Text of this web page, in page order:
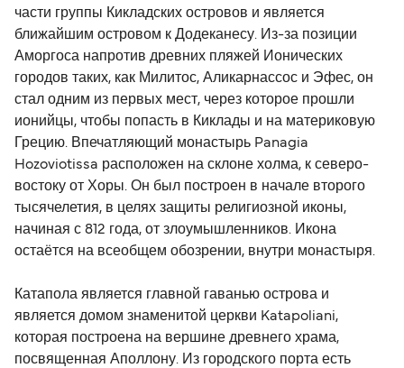
части группы Кикладских островов и является
ближайшим островом к Додеканесу. Из-за позиции
Аморгоса напротив древних пляжей Ионических
городов таких, как Милитос, Аликарнассос и Эфес, он
стал одним из первых мест, через которое прошли
ионийцы, чтобы попасть в Киклады и на материковую
Грецию. Впечатляющий монастырь Panagia
Hozoviotissa расположен на склоне холма, к северо-
востоку от Хоры. Он был построен в начале второго
тысячелетия, в целях защиты религиозной иконы,
начиная с 812 года, от злоумышленников. Икона
остаётся на всеобщем обозрении, внутри монастыря.
Катапола является главной гаванью острова и
является домом знаменитой церкви Katapoliani,
которая построена на вершине древнего храма,
посвященная Аполлону. Из городского порта есть